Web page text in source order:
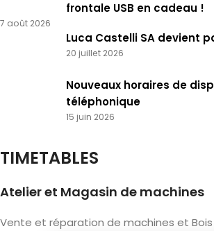
frontale USB en cadeau !
7 août 2026
Luca Castelli SA devient
20 juillet 2026
Nouveaux horaires de
téléphonique
15 juin 2026
TIMETABLES
Atelier et Magasin de machines
Vente et réparation de machines et